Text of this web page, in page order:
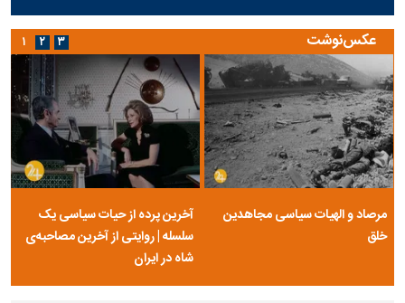
عکس‌نوشت
مرصاد و الهیات سیاسی مجاهدین
خلق
آخرین پرده از حیات سیاسی یک
سلسله | روایتی از آخرین مصاحبه‌ی
شاه در ایران
۱ ۲ ۳